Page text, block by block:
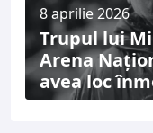
8 aprilie 2026
Trupul lui
Arena
avea loc